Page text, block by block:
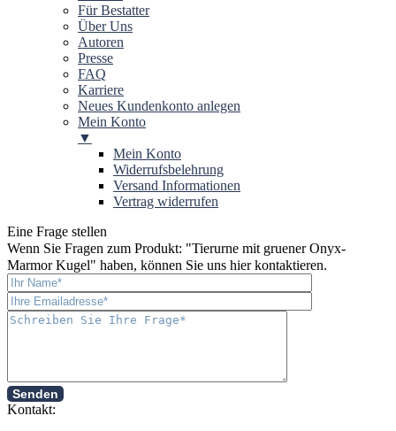
Für Bestatter
Über Uns
Autoren
Presse
FAQ
Karriere
Neues Kundenkonto anlegen
Mein Konto
▼
Mein Konto
Widerrufsbelehrung
Versand Informationen
Vertrag widerrufen
Eine Frage stellen
Wenn Sie Fragen zum Produkt: "Tierurne mit gruener Onyx-
Marmor Kugel" haben, können Sie uns hier kontaktieren.
Senden
Kontakt: